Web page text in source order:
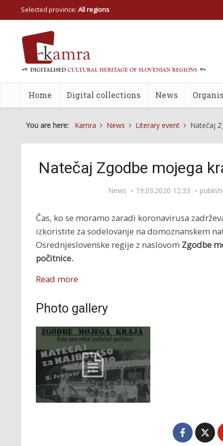
Selected province: All regions
Home Digital collections News
You are here: Kamra News Literary event Natečaj
Natečaj Zgodbe mojega
News 19.03.2020 12:33
Čas, ko se moramo zaradi koronavirusa
izkoristite za sodelovanje na domoznanskem
Osrednjeslovenske regije z naslovom Zgodbe
počitnice.
Read more
Photo gallery